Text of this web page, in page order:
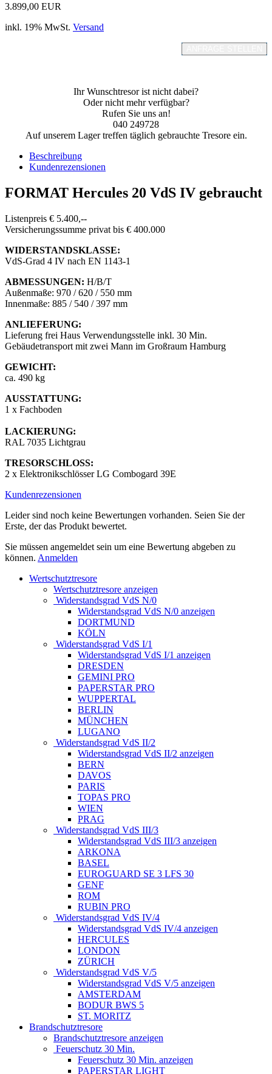
3.899,00 EUR
inkl. 19% MwSt. Versand
Ihr Wunschtresor ist nicht dabei?
Oder nicht mehr verfügbar?
Rufen Sie uns an!
040 249728
Auf unserem Lager treffen täglich gebrauchte Tresore ein.
Beschreibung
Kundenrezensionen
FORMAT Hercules 20 VdS IV gebraucht
Listenpreis € 5.400,--
Versicherungssumme privat bis € 400.000
WIDERSTANDSKLASSE:
VdS-Grad 4 IV nach EN 1143-1
ABMESSUNGEN: H/B/T
Außenmaße: 970 / 620 / 550 mm
Innenmaße: 885 / 540 / 397 mm
ANLIEFERUNG:
Lieferung frei Haus Verwendungsstelle inkl. 30 Min.
Gebäudetransport mit zwei Mann im Großraum Hamburg
GEWICHT:
ca. 490 kg
AUSSTATTUNG:
1 x Fachboden
LACKIERUNG:
RAL 7035 Lichtgrau
TRESORSCHLOSS:
2 x Elektronikschlösser LG Combogard 39E
Kundenrezensionen
Leider sind noch keine Bewertungen vorhanden. Seien Sie der
Erste, der das Produkt bewertet.
Sie müssen angemeldet sein um eine Bewertung abgeben zu
können. Anmelden
Wertschutztresore
Wertschutztresore anzeigen
Widerstandsgrad VdS N/0
Widerstandsgrad VdS N/0 anzeigen
DORTMUND
KÖLN
Widerstandsgrad VdS I/1
Widerstandsgrad VdS I/1 anzeigen
DRESDEN
GEMINI PRO
PAPERSTAR PRO
WUPPERTAL
BERLIN
MÜNCHEN
LUGANO
Widerstandsgrad VdS II/2
Widerstandsgrad VdS II/2 anzeigen
BERN
DAVOS
PARIS
TOPAS PRO
WIEN
PRAG
Widerstandsgrad VdS III/3
Widerstandsgrad VdS III/3 anzeigen
ARKONA
BASEL
EUROGUARD SE 3 LFS 30
GENF
ROM
RUBIN PRO
Widerstandsgrad VdS IV/4
Widerstandsgrad VdS IV/4 anzeigen
HERCULES
LONDON
ZÜRICH
Widerstandsgrad VdS V/5
Widerstandsgrad VdS V/5 anzeigen
AMSTERDAM
BODUR BWS 5
ST. MORITZ
Brandschutztresore
Brandschutztresore anzeigen
Feuerschutz 30 Min.
Feuerschutz 30 Min. anzeigen
PAPERSTAR LIGHT